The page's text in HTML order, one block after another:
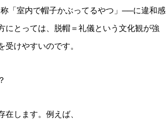
「室内で帽子かぶってるやつ」──に違和感
にとっては、脱帽＝礼儀という文化観が強
けやすいのです。
在します。例えば、